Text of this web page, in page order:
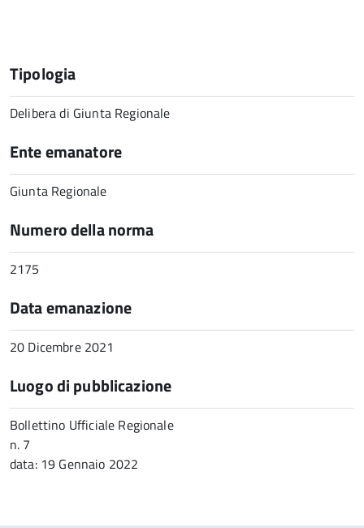
Tipologia
Delibera di Giunta Regionale
Ente emanatore
Giunta Regionale
Numero della norma
2175
Data emanazione
20 Dicembre 2021
Luogo di pubblicazione
Bollettino Ufficiale Regionale
n. 7
data: 19 Gennaio 2022